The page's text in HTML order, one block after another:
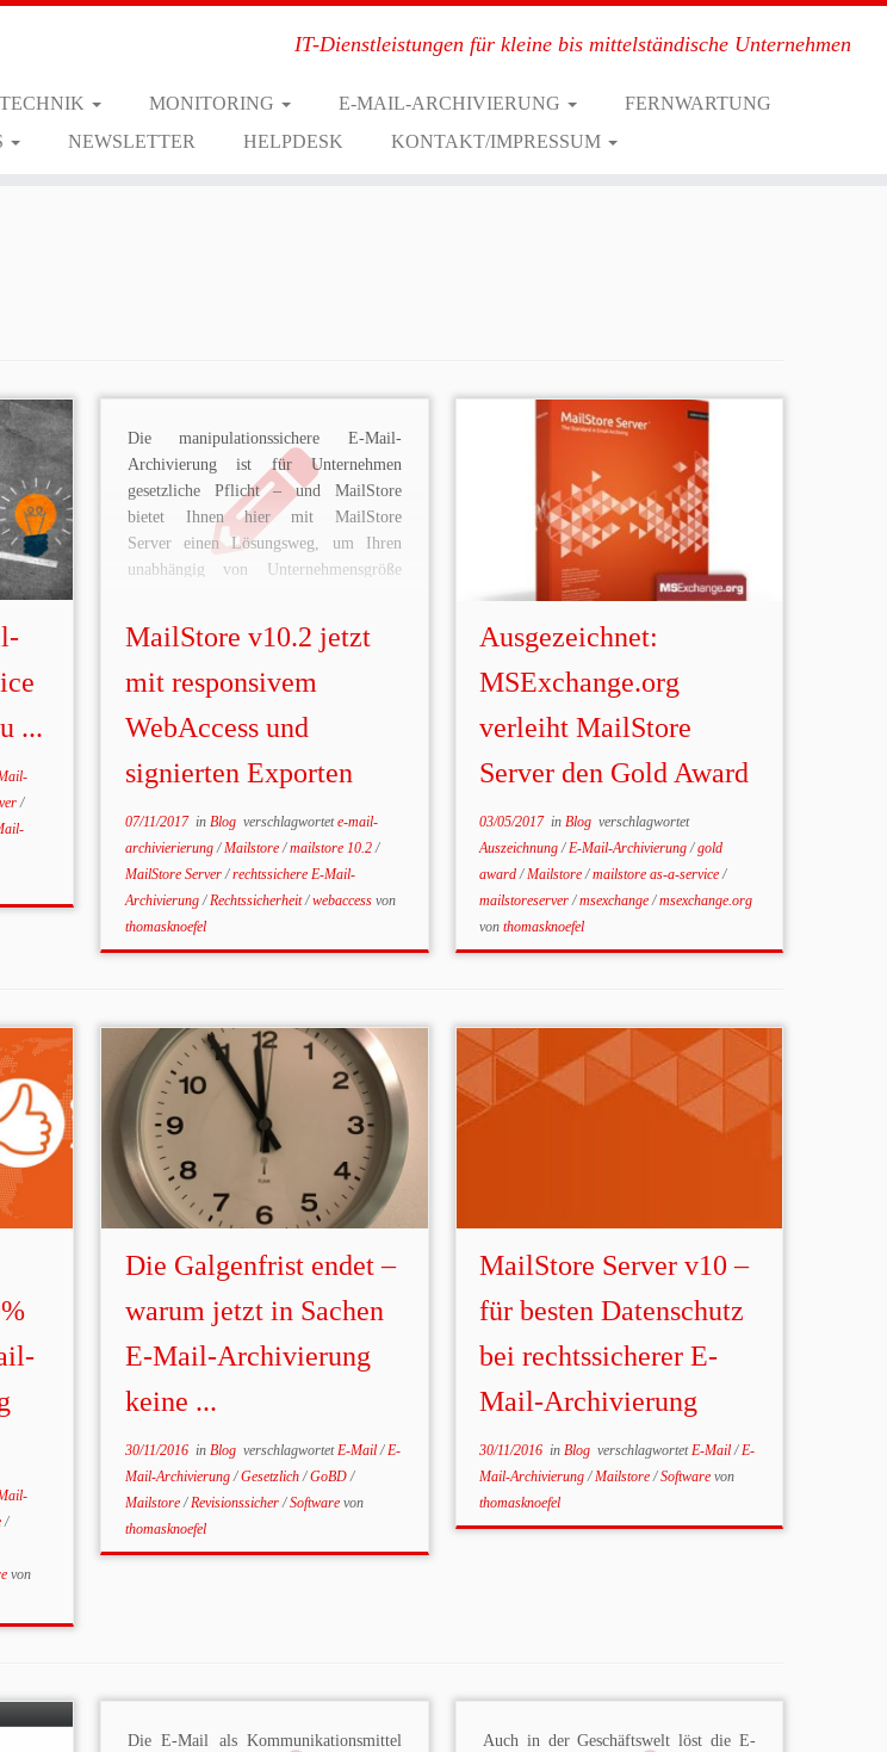
IT-Dienstleistungen für kleine bis mittelständische Unternehmen
MONITORING E-MAIL-ARCHIVIERUNG
FERNWARTUNG
NEWSLETTER HELPDESK KONTAKT/IMPRESSUM
...
/
Die manipulationssichere E-Mail-
Archivierung ist für Unternehmen
gesetzliche Pflicht – und MailStore
bietet Ihnen hier mit MailStore
Server einen Lösungsweg, um Ihren
unabhängig von Unternehmensgröße
Performance und Datenverfügbarkeit zu
garantieren. Die neue Version MailStore
10.2 bietet Ihnen nun unter anderem
noch umfassendere Flexibilität und
Bedienbarkeit dank des überarbeiteten
MailStore v10.2 jetzt
mit responsivem
WebAccess und
signierten Exporten
07/11/2017in Blog verschlagwortete-mail-
archivierierung/Mailstore/mailstore 10.2/
MailStore Server/rechtssichere E-Mail-
Archivierung/Rechtssicherheit/webaccess von
thomasknoefel
Ausgezeichnet:
MSExchange.org
verleiht MailStore
Server den Gold Award
03/05/2017in Blog verschlagwortet
Auszeichnung/E-Mail-Archivierung/gold
award/Mailstore/mailstore as-a-service/
mailstoreserver/msexchange/msexchange.org
von thomasknoefel
/
von
Die Galgenfrist endet –
warum jetzt in Sachen
E-Mail-Archivierung
keine ...
30/11/2016in Blog verschlagwortetE-Mail/E-
Mail-Archivierung/Gesetzlich/GoBD/
Mailstore/Revisionssicher/Software von
thomasknoefel
MailStore Server v10 –
für besten Datenschutz
bei rechtssicherer E-
Mail-Archivierung
30/11/2016in Blog verschlagwortetE-Mail/E-
Mail-Archivierung/Mailstore/Software von
thomasknoefel
Die E-Mail als Kommunikationsmittel
Auch in der Geschäftswelt löst die E-